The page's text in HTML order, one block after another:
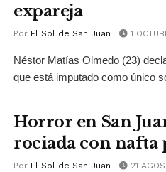
expareja
Por El Sol de San Juan 1
Néstor Matías Olmedo (23)
que está imputado como único
Horror en San
rociada con nafta
Por El Sol de San Juan 21